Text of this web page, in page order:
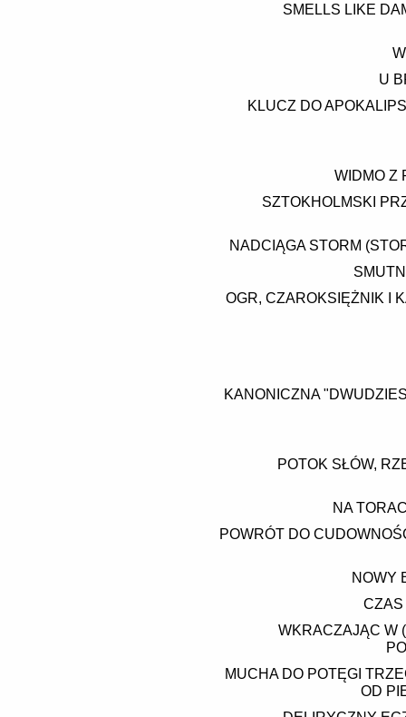
SMELLS LIKE
U
KLUCZ DO
WIDMO Z
SZTOKHOLMSKI
NADCIĄGA STORM
OGR, CZAROKSIĘŻNIK I
KANONICZNA
POTOK SŁÓW,
NA
POWRÓT DO
NOWY
CZAS
WKRACZAJĄC W
MUCHA DO POTĘGI
OD